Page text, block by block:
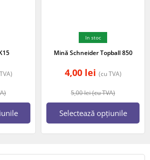
In stoc
Mină Schneider Topball 850
5,00lei(cu TVA)
4,00 lei (cu TVA)
Selectează opțiunile